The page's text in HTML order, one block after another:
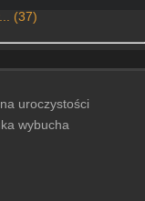
(37)
uroczystości
wybucha